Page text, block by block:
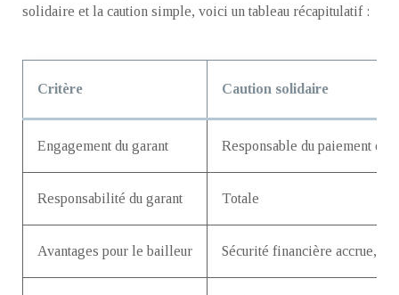
solidaire et la caution simple, voici un tableau récapitulatif :
Critère Caution solidaire
Engagement du garant Responsable du paiement
Responsabilité du garant Totale
Avantages pour le bailleur Sécurité financière accrue,